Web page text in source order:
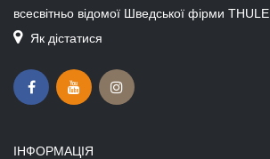
всесвітньо відомої Шведської фірми THULE
Як дістатися
ІНФОРМАЦІЯ